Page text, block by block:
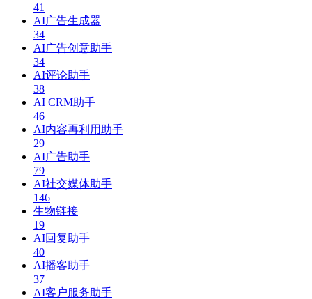
41
AI广告生成器
34
AI广告创意助手
34
AI评论助手
38
AI CRM助手
46
AI内容再利用助手
29
AI广告助手
79
AI社交媒体助手
146
生物链接
19
AI回复助手
40
AI播客助手
37
AI客户服务助手